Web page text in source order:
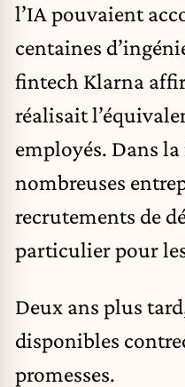
l’IA pouvaient
centaines
fintech Klarna
réalisait
employés. Dans
nombreuses
recrutements de
particulier pour
Deux ans plus
disponibles
promesses.